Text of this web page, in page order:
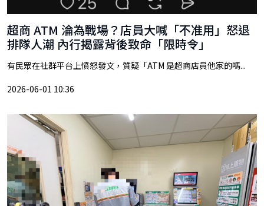
超商 ATM 淪為戰場？店員大喊「不准用」怒退
排隊人潮 內行揭露背後致命「限時令」
有民眾在社群平台上憤怒發文，質疑「ATM 是超商店員他家的嗎...
2026-06-01 10:36